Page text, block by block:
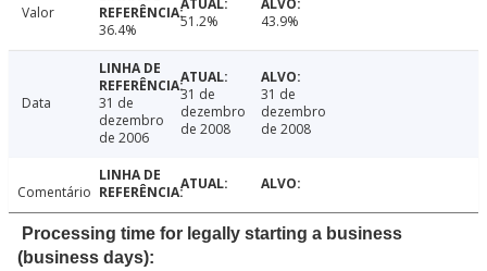
Valor
36.4%
51.2% 43.9%
Data
31 de
dezembro
de 2006
31 de
dezembro
de 2008
31 de
dezembro
de 2008
Comentário
Processing time for legally starting a business
(business days):